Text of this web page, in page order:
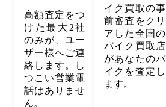
高額査定をつ
けた最大2社
のみが、ユー
ザー様へご連
絡します。し
つこい営業電
話はありませ
ん。
イク買取の事
前審査をクリ
アした全国の
バイク買取店
があなたのバ
イクを査定し
ます。